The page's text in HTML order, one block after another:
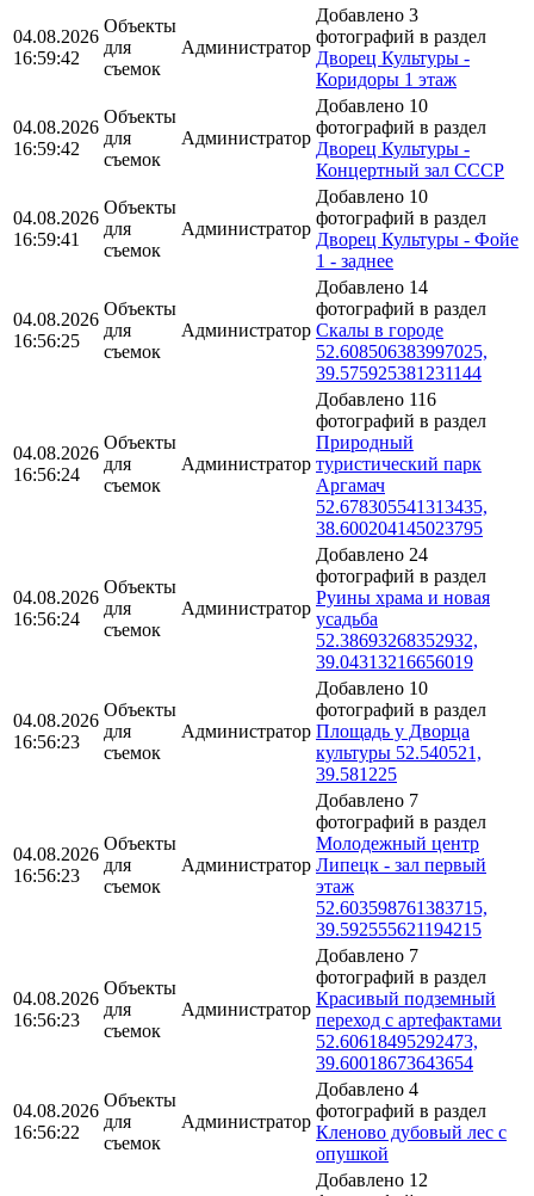
04.08.2026
16:59:42
Объекты
для
съемок
Администратор
Добавлено 3
фотографий в раздел
Дворец Культуры -
Коридоры 1 этаж
04.08.2026
16:59:42
Объекты
для
съемок
Администратор
Добавлено 10
фотографий в раздел
Дворец Культуры -
Концертный зал СССР
04.08.2026
16:59:41
Объекты
для
съемок
Администратор
Добавлено 10
фотографий в раздел
Дворец Культуры - Фойе
1 - заднее
04.08.2026
16:56:25
Объекты
для
съемок
Администратор
Добавлено 14
фотографий в раздел
Скалы в городе
52.608506383997025,
39.575925381231144
04.08.2026
16:56:24
Объекты
для
съемок
Администратор
Добавлено 116
фотографий в раздел
Природный
туристический парк
Аргамач
52.678305541313435,
38.600204145023795
04.08.2026
16:56:24
Объекты
для
съемок
Администратор
Добавлено 24
фотографий в раздел
Руины храма и новая
усадьба
52.38693268352932,
39.04313216656019
04.08.2026
16:56:23
Объекты
для
съемок
Администратор
Добавлено 10
фотографий в раздел
Площадь у Дворца
культуры 52.540521,
39.581225
04.08.2026
16:56:23
Объекты
для
съемок
Администратор
Добавлено 7
фотографий в раздел
Молодежный центр
Липецк - зал первый
этаж
52.603598761383715,
39.592555621194215
04.08.2026
16:56:23
Объекты
для
съемок
Администратор
Добавлено 7
фотографий в раздел
Красивый подземный
переход с артефактами
52.60618495292473,
39.60018673643654
04.08.2026
16:56:22
Объекты
для
съемок
Администратор
Добавлено 4
фотографий в раздел
Кленово дубовый лес с
опушкой
Добавлено 12